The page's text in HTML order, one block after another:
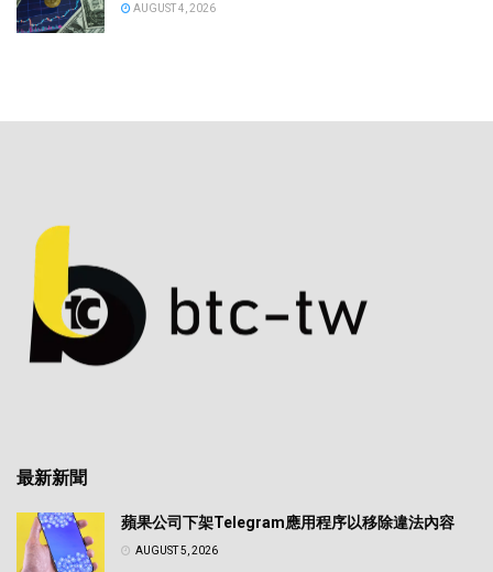
AUGUST 4, 2026
最新新聞
蘋果公司下架Telegram應用程序以移除違法內容
AUGUST 5, 2026